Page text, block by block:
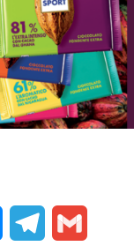
MessengerTelegram